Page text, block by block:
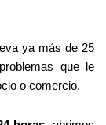
ya más de 25
que le
o comercio.